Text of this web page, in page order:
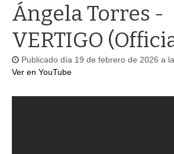
Ángela Torres -
VERTIGO
Publicado día 19 de febrero de 2026 a
Ver en YouTube